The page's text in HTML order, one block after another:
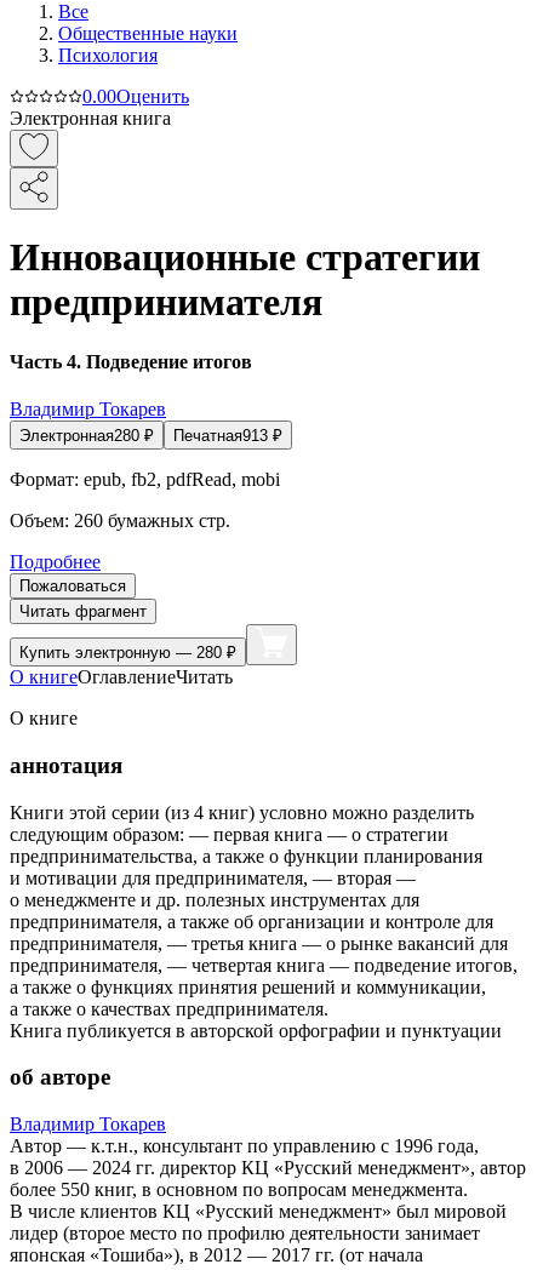
Все
Общественные науки
Психология
0.00Оценить
Электронная книга
Инновационные стратегии
предпринимателя
Часть 4. Подведение итогов
Владимир Токарев
Электронная280 ₽ Печатная913 ₽
Формат: epub, fb2, pdfRead, mobi
Объем: 260 бумажных стр.
Подробнее
Пожаловаться
Читать фрагмент
Купить электронную — 280 ₽
О книгеОглавлениеЧитать
О книге
аннотация
Книги этой серии (из 4 книг) условно можно разделить
следующим образом: — первая книга — о стратегии
предпринимательства, а также о функции планирования
и мотивации для предпринимателя, — вторая —
о менеджменте и др. полезных инструментах для
предпринимателя, а также об организации и контроле для
предпринимателя, — третья книга — о рынке вакансий для
предпринимателя, — четвертая книга — подведение итогов,
а также о функциях принятия решений и коммуникации,
а также о качествах предпринимателя.
Книга публикуется в авторской орфографии и пунктуации
об авторе
Владимир Токарев
Автор — к.т.н., консультант по управлению с 1996 года,
в 2006 — 2024 гг. директор КЦ «Русский менеджмент», автор
более 550 книг, в основном по вопросам менеджмента.
В числе клиентов КЦ «Русский менеджмент» был мировой
лидер (второе место по профилю деятельности занимает
японская «Тошиба»), в 2012 — 2017 гг. (от начала